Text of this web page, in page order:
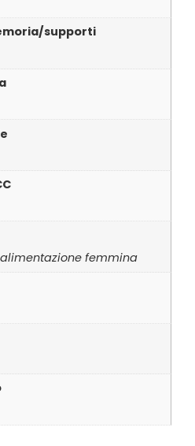
supporti
alimentazione femmina